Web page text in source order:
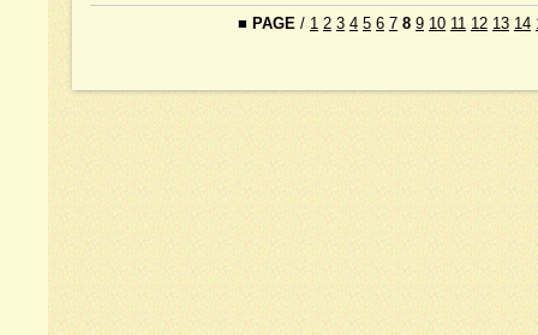
■ PAGE / 1 2 3 4 5 6 7 8 9 10 11 12 13 14